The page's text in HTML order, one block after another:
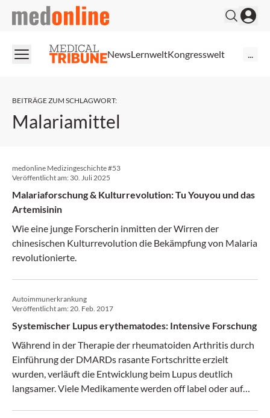
medonline
NewsLernweltKongresswelt
BEITRÄGE ZUM SCHLAGWORT:
Malariamittel
medonline Medizingeschichte #53
Veröffentlicht am: 30. Juli 2025
Malariaforschung & Kulturrevolution: Tu Youyou und das
Artemisinin
Wie eine junge Forscherin inmitten der Wirren der
chinesischen Kulturrevolution die Bekämpfung von Malaria
revolutionierte.
Autoimmunerkrankung
Veröffentlicht am:20. Feb. 2017
Systemischer Lupus erythematodes: Intensive Forschung
Während in der Therapie der rheumatoiden Arthritis durch
Einführung der DMARDs rasante Fortschritte erzielt
wurden, verläuft die Entwicklung beim Lupus deutlich
langsamer. Viele Medikamente werden off label oder auf